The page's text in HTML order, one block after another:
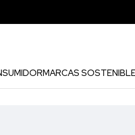
MARCAS